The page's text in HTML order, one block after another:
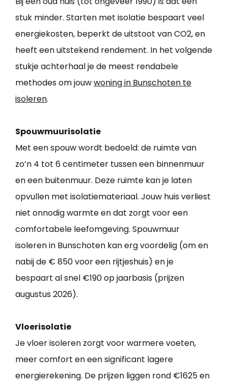
stuk minder. Starten met isolatie bespaart veel
energiekosten, beperkt de uitstoot van CO2, en
heeft een uitstekend rendement. In het volgende
stukje achterhaal je de meest rendabele
methodes om jouwwoning in Bunschoten te
isoleren.
Spouwmuurisolatie
Met een spouw wordt bedoeld: de ruimte van
zo’n 4 tot 6 centimeter tussen een binnenmuur
en een buitenmuur. Deze ruimte kan je laten
opvullen met isolatiemateriaal. Jouw huis verliest
niet onnodig warmte en dat zorgt voor een
comfortabele leefomgeving. Spouwmuur
isoleren in Bunschoten kan erg voordelig (om en
nabij de € 850 voor een rijtjeshuis) en je
bespaart al snel €190 op jaarbasis (prijzen
augustus 2026).
Vloerisolatie
Je vloer isoleren zorgt voor warmere voeten,
meer comfort en een significant lagere
energierekening. De prijzen liggen rond €1625 en